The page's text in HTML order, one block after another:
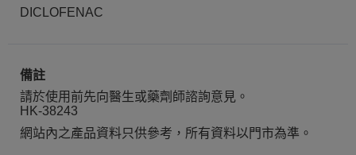
DICLOFENAC
備註
請於使用前先向醫生或藥劑師諮詢意見。
HK-38243
網站內之產品資料只供參考，所有資料以門市為準。